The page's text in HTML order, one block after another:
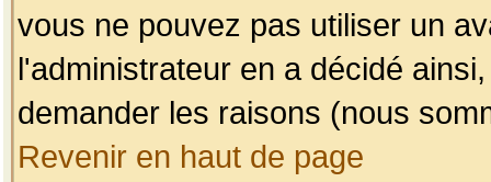
vous ne pouvez pas utiliser un
l'administrateur en a décidé
demander les raisons (nous
Revenir en haut de page